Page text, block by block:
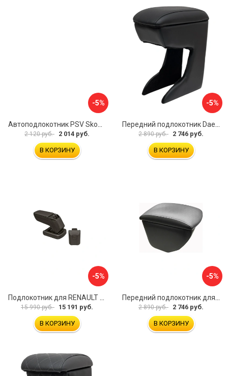
-5%
2 120 руб. 2 014 руб.
В КОРЗИНУ
-5%
2 890 руб. 2 746 руб.
В КОРЗИНУ
-5%
Подлокотник для RENAULT Kaptur 2017 г.в. armster 2 BLACK V00970
15 990 руб. 15 191 руб.
В КОРЗИНУ
-5%
Передний подлокотник для KIA Rio 4 2017-н.в. AVTOLIDER1 PP-KIA-Rio-4-02
2 890 руб. 2 746 руб.
В КОРЗИНУ